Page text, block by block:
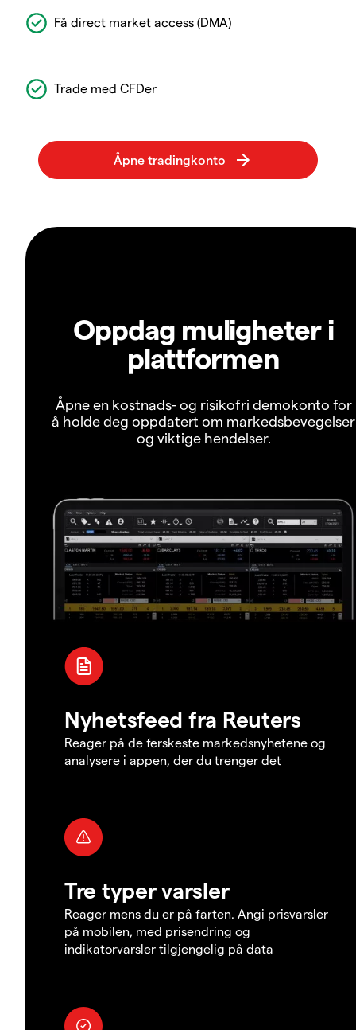
Få direct market access (DMA)
Trade med CFDer
Oppdag muligheter i
plattformen
Åpne en kostnads- og risikofri demokonto for
å holde deg oppdatert om markedsbevegelser
og viktige hendelser.
Nyhetsfeed fra Reuters
Reager på de ferskeste markedsnyhetene og
analysere i appen, der du trenger det
Tre typer varsler
Reager mens du er på farten. Angi prisvarsler
på mobilen, med prisendring og
indikatorvarsler tilgjengelig på data